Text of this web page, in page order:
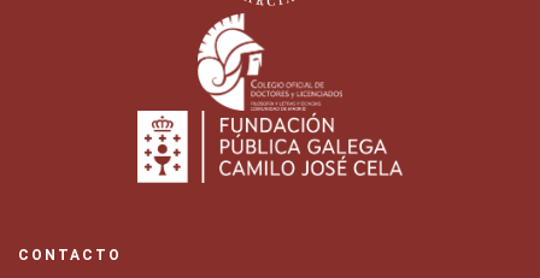
CONTACTO